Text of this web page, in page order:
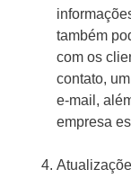
também
com os
contato,
e-mail,
empresa